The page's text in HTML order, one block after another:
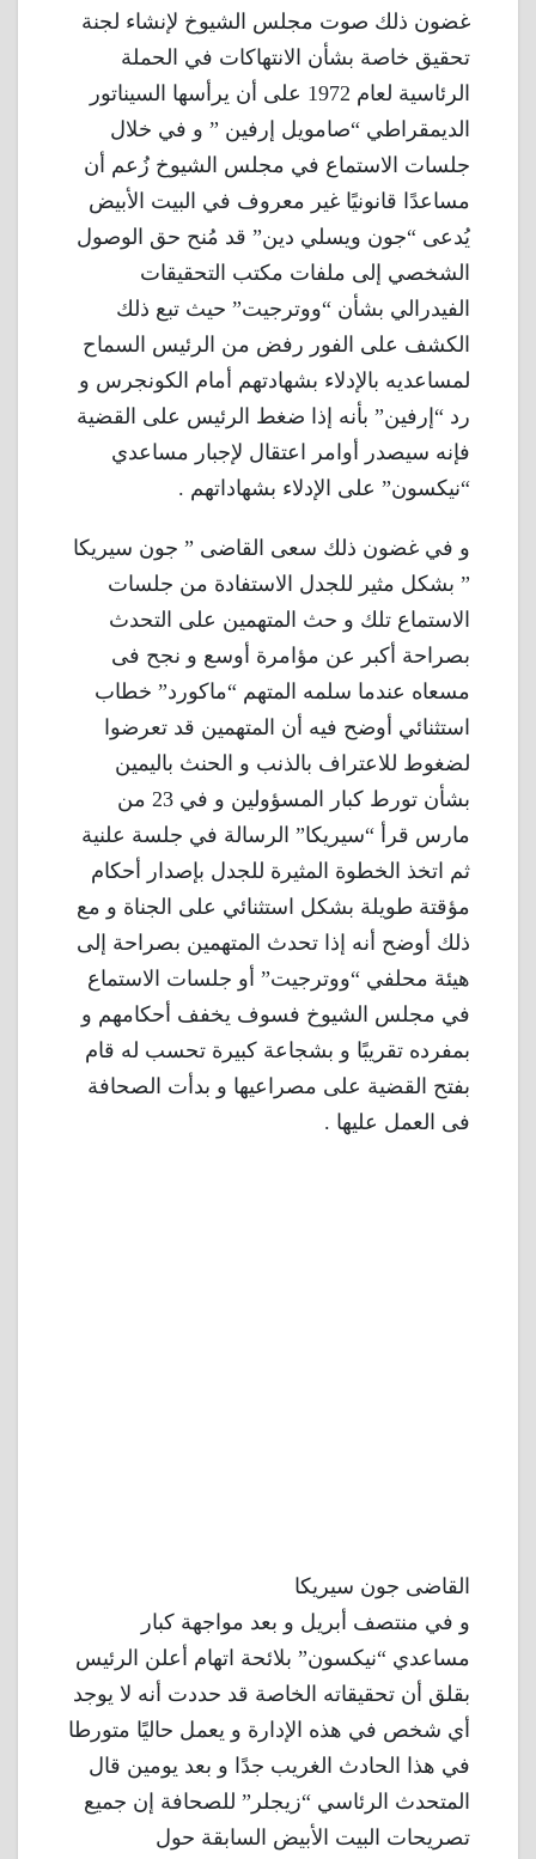
غضون ذلك صوت مجلس الشيوخ لإنشاء لجنة
تحقيق خاصة بشأن الانتهاكات في الحملة
الرئاسية لعام 1972 على أن يرأسها السيناتور
الديمقراطي “صامويل إرفين ” و في خلال
جلسات الاستماع في مجلس الشيوخ زُعم أن
مساعدًا قانونيًا غير معروف في البيت الأبيض
يُدعى “جون ويسلي دين” قد مُنح حق الوصول
الشخصي إلى ملفات مكتب التحقيقات
الفيدرالي بشأن “ووترجيت” حيث تبع ذلك
الكشف على الفور رفض من الرئيس السماح
لمساعديه بالإدلاء بشهادتهم أمام الكونجرس و
رد “إرفين” بأنه إذا ضغط الرئيس على القضية
فإنه سيصدر أوامر اعتقال لإجبار مساعدي
“نيكسون” على الإدلاء بشهاداتهم .
و في غضون ذلك سعى القاضى ” جون سيريكا
” بشكل مثير للجدل الاستفادة من جلسات
الاستماع تلك و حث المتهمين على التحدث
بصراحة أكبر عن مؤامرة أوسع و نجح فى
مسعاه عندما سلمه المتهم “ماكورد” خطاب
استثنائي أوضح فيه أن المتهمين قد تعرضوا
لضغوط للاعتراف بالذنب و الحنث باليمين
بشأن تورط كبار المسؤولين و في 23 من
مارس قرأ “سيريكا” الرسالة في جلسة علنية
ثم اتخذ الخطوة المثيرة للجدل بإصدار أحكام
مؤقتة طويلة بشكل استثنائي على الجناة و مع
ذلك أوضح أنه إذا تحدث المتهمين بصراحة إلى
هيئة محلفي “ووترجيت” أو جلسات الاستماع
في مجلس الشيوخ فسوف يخفف أحكامهم و
بمفرده تقريبًا و بشجاعة كبيرة تحسب له قام
بفتح القضية على مصراعيها و بدأت الصحافة
فى العمل عليها .
القاضى جون سيريكا
و في منتصف أبريل و بعد مواجهة كبار
مساعدي “نيكسون” بلائحة اتهام أعلن الرئيس
بقلق أن تحقيقاته الخاصة قد حددت أنه لا يوجد
أي شخص في هذه الإدارة و يعمل حاليًا متورطا
في هذا الحادث الغريب جدًا و بعد يومين قال
المتحدث الرئاسي “زيجلر” للصحافة إن جميع
تصريحات البيت الأبيض السابقة حول